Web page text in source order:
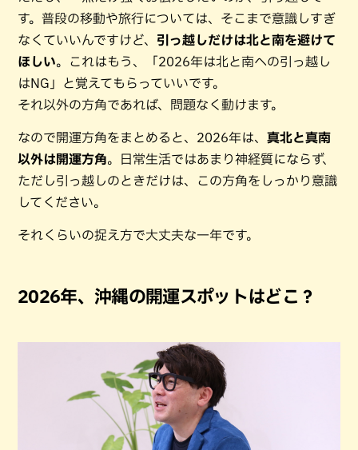
す。普段の移動や旅行については、そこまで意識しすぎ
なくていいんですけど、 引っ越しだけは北と南を避けて
ほしい。これはもう、「2026年は北と南への引っ越し
はNG」と覚えてもらっていいです。
それ以外の方角であれば、問題なく動けます。
なので開運方角をまとめると、2026年は、 真北と真南
以外は開運方角。日常生活ではあまり神経質にならず、
ただし引っ越しのときだけは、この方角をしっかり意識
してください。
それくらいの捉え方で大丈夫な一年です。
2026年、沖縄の開運スポットはどこ？